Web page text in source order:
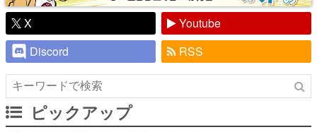
X
Youtube
Discord
RSS
ピックアップ